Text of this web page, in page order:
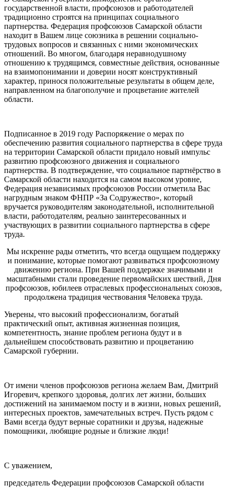
государственной власти, профсоюзов и работодателей
традиционно строятся на принципах социального
партнерства. Федерация профсоюзов Самарской области
находит в Вашем лице союзника в решении социально-
трудовых вопросов и связанных с ними экономических
отношений. Во многом, благодаря неравнодушному
отношению к трудящимся, совместные действия, основанные
на взаимопонимании и доверии носят конструктивный
характер, принося положительные результаты в общем деле,
направленном на благополучие и процветание жителей
области.
Подписанное в 2019 году Распоряжение о мерах по
обеспечению развития социального партнерства в сфере труда
на территории Самарской области придало новый импульс
развитию профсоюзного движения и социального
партнерства. В подтверждение, что социальное партнёрство в
Самарской области находится на самом высоком уровне,
Федерация независимых профсоюзов России отметила Вас
нагрудным знаком ФНПР «За Содружество», который
вручается руководителям законодательной, исполнительной
власти, работодателям, реально заинтересованных и
участвующих в развитии социального партнерства в сфере
труда.
Мы искренне рады отметить, что всегда ощущаем поддержку
и понимание, которые помогают развиваться профсоюзному
движению региона. При Вашей поддержке значимыми и
масштабными стали проведение первомайских шествий, Дня
профсоюзов, юбилеев отраслевых профессиональных союзов,
продолжена традиция чествования Человека труда.
Уверены, что высокий профессионализм, богатый
практический опыт, активная жизненная позиция,
компетентность, знание проблем региона будут и в
дальнейшем способствовать развитию и процветанию
Самарской губернии.
От имени членов профсоюзов региона желаем Вам, Дмитрий
Игоревич, крепкого здоровья, долгих лет жизни, больших
достижений на занимаемом посту и в жизни, новых решений,
интересных проектов, замечательных встреч. Пусть рядом с
Вами всегда будут верные соратники и друзья, надежные
помощники, любящие родные и близкие люди!
С уважением,
председатель Федерации профсоюзов Самарской области